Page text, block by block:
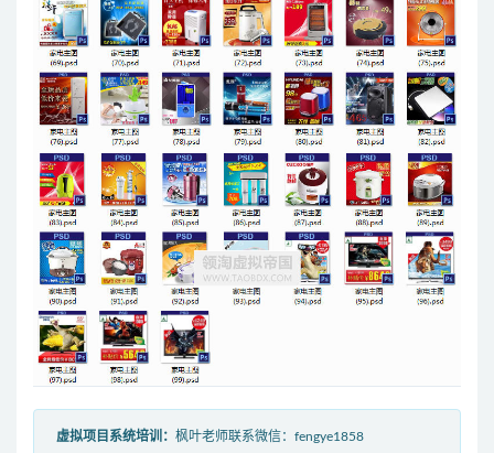
虚拟项目系统培训： 枫叶老师联系微信：fengye1858